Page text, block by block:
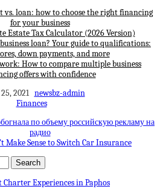
vs. loan: how to choose the right financing
for your business
Estate Tax Calculator (2026 Version)
loan? Your guide to qualifications:
down payments, and more
How to compare multiple business
offers with confidence
2021 newsbz-admin
Finances
по объему российскую рекламу на
радио
Make Sense to Switch Car Insurance
Experiences in Paphos